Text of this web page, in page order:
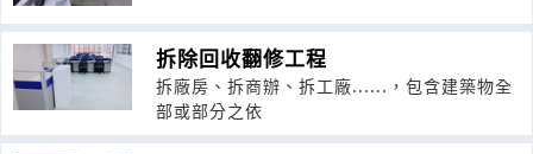
拆除回收翻修工程
拆廠房、拆商辦、拆工廠......，包含建築物全
部或部分之依